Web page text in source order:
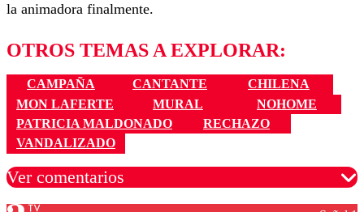
la animadora finalmente.
OTROS TEMAS A EXPLORAR:
CAMPAÑA CANTANTE
CHILENA
MON LAFERTE
MURAL
NOHOME
PATRICIA MALDONADO
RECHAZO
VANDALIZADO
Ver comentarios